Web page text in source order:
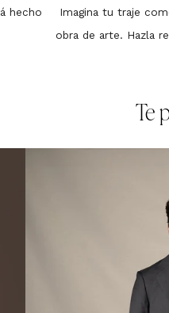
hecho
Imagina tu traje
obra de arte. Hazla
Te